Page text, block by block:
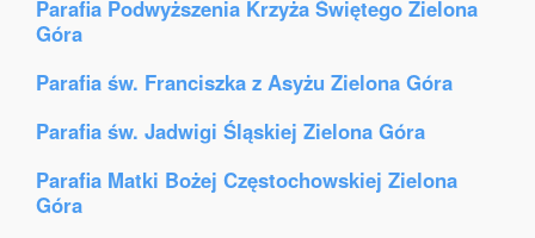
Parafia Podwyższenia Krzyża Świętego Zielona
Góra
Parafia św. Franciszka z Asyżu Zielona Góra
Parafia św. Jadwigi Śląskiej Zielona Góra
Parafia Matki Bożej Częstochowskiej Zielona
Góra